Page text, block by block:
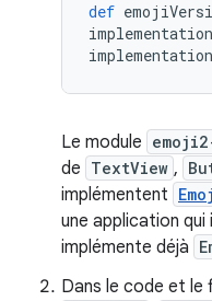
def
implementation
implementation
Le module
de TextView ,
implémentent
une application qui
implémente déjà
Dans le code et le